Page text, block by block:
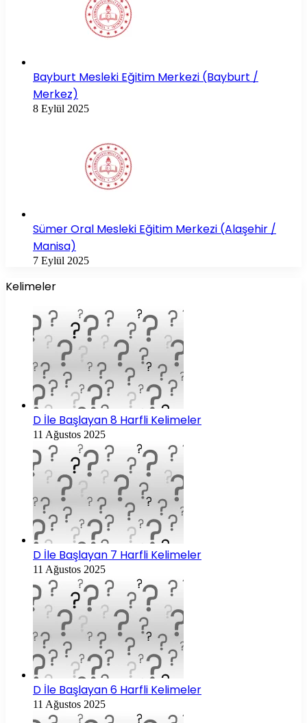
Bayburt Mesleki Eğitim Merkezi (Bayburt /
Merkez)
8 Eylül 2025
Sümer Oral Mesleki Eğitim Merkezi (Alaşehir /
Manisa)
7 Eylül 2025
Kelimeler
D İle Başlayan 8 Harfli Kelimeler
11 Ağustos 2025
D İle Başlayan 7 Harfli Kelimeler
11 Ağustos 2025
D İle Başlayan 6 Harfli Kelimeler
11 Ağustos 2025